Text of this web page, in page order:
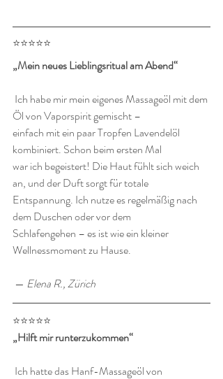
⭐⭐⭐⭐⭐
„Mein neues Lieblingsritual am Abend“
Öl von Vaporspirit gemischt –
einfach mit ein paar Tropfen Lavendelöl
kombiniert. Schon beim ersten Mal
war ich begeistert! Die Haut fühlt sich weich
an, und der Duft sorgt für totale
Entspannung. Ich nutze es regelmäßig nach
dem Duschen oder vor dem
Schlafengehen – es ist wie ein kleiner
Wellnessmoment zu Hause.
— Elena R., Zürich
⭐️⭐️⭐️⭐️⭐️
„Hilft mir runterzukommen“